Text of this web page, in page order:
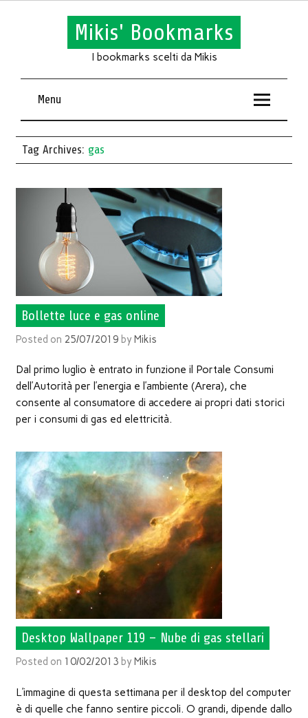
Mikis' Bookmarks
I bookmarks scelti da Mikis
Menu
Tag Archives: gas
Bollette luce e gas online
Posted on 25/07/2019 byMikis
Dal primo luglio è entrato in funzione il Portale Consumi
dell’Autorità per l’energia e l’ambiente (Arera), che
consente al consumatore di accedere ai propri dati storici
per i consumi di gas ed elettricità.
Desktop Wallpaper 119 – Nube di gas stellari
Posted on 10/02/2013 byMikis
L’immagine di questa settimana per il desktop del computer
è di quelle che fanno sentire piccoli. O grandi, dipende dallo